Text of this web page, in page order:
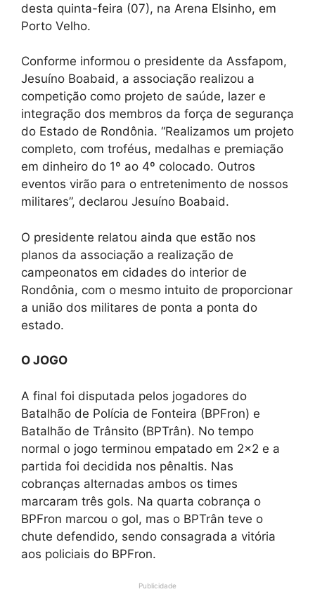
desta quinta-feira (07), na Arena Elsinho, em
Porto Velho.
Conforme informou o presidente da Assfapom,
Jesuíno Boabaid, a associação realizou a
competição como projeto de saúde, lazer e
integração dos membros da força de segurança
do Estado de Rondônia. “Realizamos um projeto
completo, com troféus, medalhas e premiação
em dinheiro do 1º ao 4º colocado. Outros
eventos virão para o entretenimento de nossos
militares”, declarou Jesuíno Boabaid.
O presidente relatou ainda que estão nos
planos da associação a realização de
campeonatos em cidades do interior de
Rondônia, com o mesmo intuito de proporcionar
a união dos militares de ponta a ponta do
estado.
O JOGO
A final foi disputada pelos jogadores do
Batalhão de Polícia de Fonteira (BPFron) e
Batalhão de Trânsito (BPTrân). No tempo
normal o jogo terminou empatado em 2×2 e a
partida foi decidida nos pênaltis. Nas
cobranças alternadas ambos os times
marcaram três gols. Na quarta cobrança o
BPFron marcou o gol, mas o BPTrân teve o
chute defendido, sendo consagrada a vitória
aos policiais do BPFron.
Publicidade